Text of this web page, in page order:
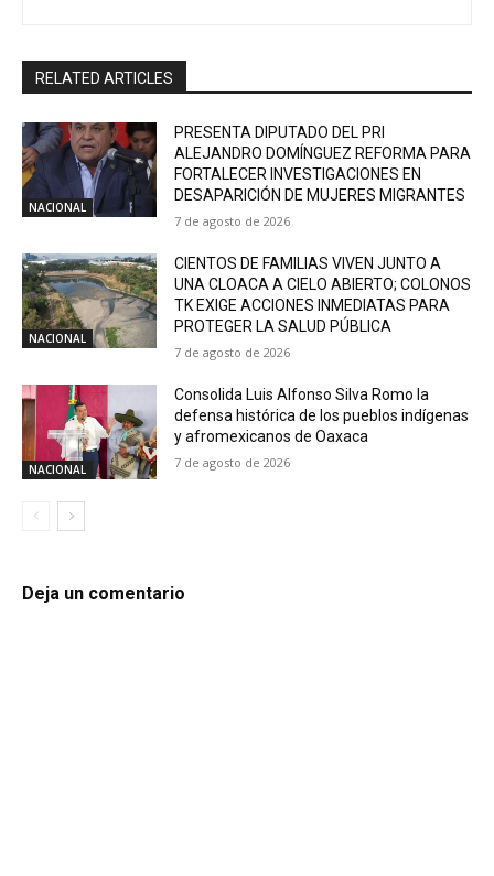
RELATED ARTICLES
NACIONAL
PRESENTA DIPUTADO DEL PRI
ALEJANDRO DOMÍNGUEZ REFORMA PARA
FORTALECER INVESTIGACIONES EN
DESAPARICIÓN DE MUJERES MIGRANTES
7 de agosto de 2026
NACIONAL
CIENTOS DE FAMILIAS VIVEN JUNTO A
UNA CLOACA A CIELO ABIERTO; COLONOS
TK EXIGE ACCIONES INMEDIATAS PARA
PROTEGER LA SALUD PÚBLICA
7 de agosto de 2026
NACIONAL
Consolida Luis Alfonso Silva Romo la
defensa histórica de los pueblos indígenas
y afromexicanos de Oaxaca
7 de agosto de 2026
Deja un comentario